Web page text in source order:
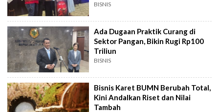
BISNIS
Ada Dugaan Praktik Curang di
Sektor Pangan, Bikin Rugi Rp100
Triliun
BISNIS
Bisnis Karet BUMN Berubah Total,
Kini Andalkan Riset dan Nilai
Tambah